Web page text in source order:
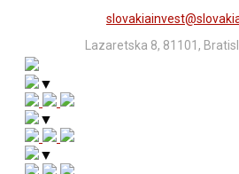
Lazaretska 8, 81101,
▼
▼
▼